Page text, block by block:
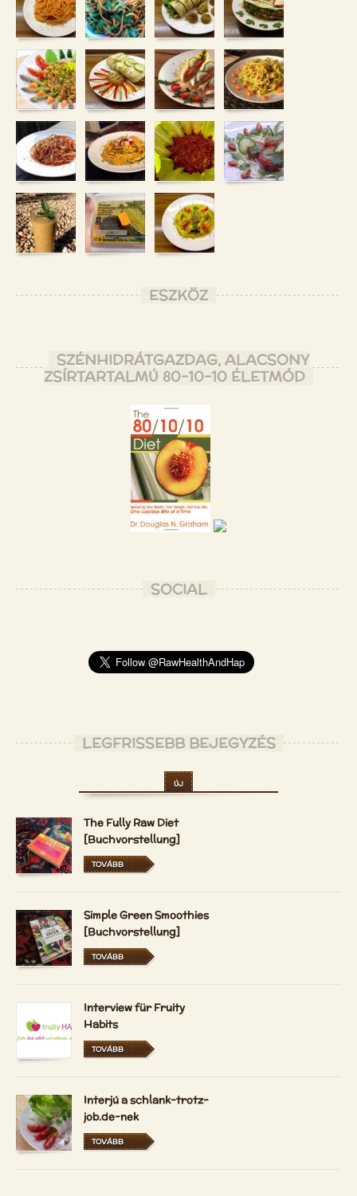
ESZKÖZ
SZÉNHIDRÁTGAZDAG, ALACSONY
ZSÍRTARTALMÚ 80-10-10 ÉLETMÓD
SOCIAL
LEGFRISSEBB BEJEGYZÉS
ÚJ
The Fully Raw Diet
[Buchvorstellung]
TOVÁBB
Simple Green Smoothies
[Buchvorstellung]
TOVÁBB
Interview für Fruity
Habits
TOVÁBB
Interjú a schlank-trotz-
job.de-nek
TOVÁBB